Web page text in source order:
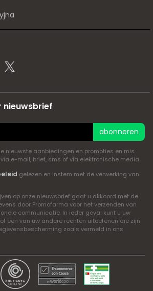
nieuwsbrief
abonneren
nieuwste aanbiedingen en promoties en mis
e-mail, brief, sms of via elektronische media
gelezen en instem met de verwerking van
op onze nieuwsbrief gaat u akkoord met de
door Promofarma voor het verzenden van
communicatie. In ieder geval kunt u uw
een van uw andere rechten uitoefenen die zijn
zoals vermeld in ons